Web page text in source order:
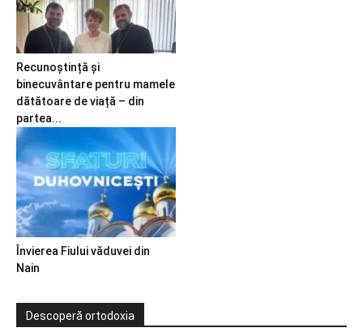
Recunoștință și
binecuvântare pentru mamele
dătătoare de viață – din
partea...
Învierea Fiului văduvei din
Nain
Descoperă ortodoxia